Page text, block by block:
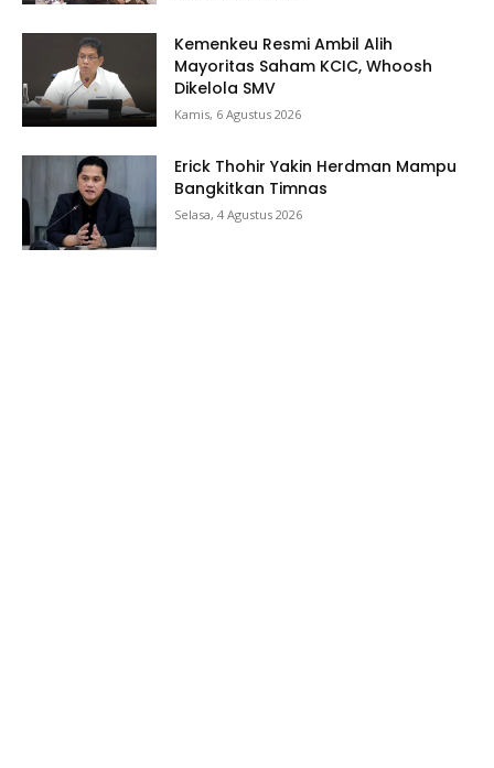
Kemenkeu Resmi Ambil Alih
Mayoritas Saham KCIC, Whoosh
Dikelola SMV
Kamis, 6 Agustus 2026
Erick Thohir Yakin Herdman Mampu
Bangkitkan Timnas
Selasa, 4 Agustus 2026